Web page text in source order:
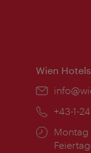
Wien
Email:
Telefon:
+43-1-
Montag